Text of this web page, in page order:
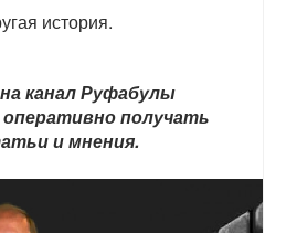
история.
канал Руфабулы
получать
и мнения.